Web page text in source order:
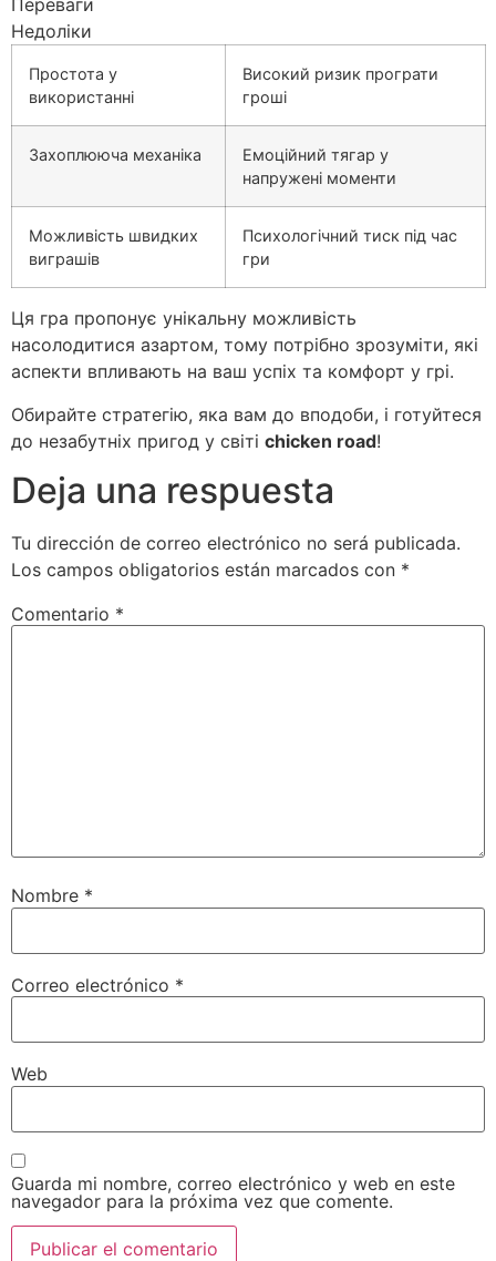
Переваги
Недоліки
Простота у
використанні
Високий ризик програти
гроші
Захоплююча механіка
Емоційний тягар у
напружені моменти
Можливість швидких
виграшів
Психологічний тиск під час
гри
Ця гра пропонує унікальну можливість
насолодитися азартом, тому потрібно зрозуміти, які
аспекти впливають на ваш успіх та комфорт у грі.
Обирайте стратегію, яка вам до вподоби, і готуйтеся
до незабутніх пригод у світі chicken road!
Deja una respuesta
Tu dirección de correo electrónico no será publicada.
Los campos obligatorios están marcados con *
Comentario *
Nombre *
Correo electrónico *
Web
Guarda mi nombre, correo electrónico y web en este
navegador para la próxima vez que comente.